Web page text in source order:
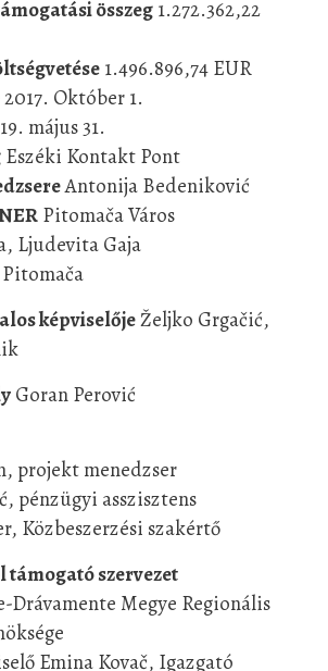
összeg 1.272.362,22
1.496.896,74 EUR
2017. Október 1.
május 31.
Eszéki Kontakt Pont
Antonija Bedeniković
Pitomača Város
Ljudevita Gaja
képviselőjeŽeljko Grgačić,
Goran Perović
projekt menedzser
pénzügyi asszisztens
Közbeszerzési szakértő
szervezet
Drávamente Megye Regionális
Emina Kovač, Igazgató